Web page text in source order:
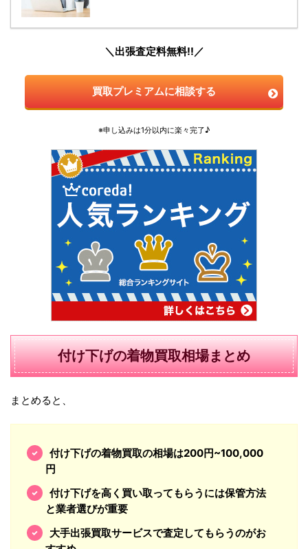
＼出張査定料無料!!／
買取プレミアムに相談する
※申し込みは1分以内に楽々完了♪
付け下げの着物買取相場まとめ
まとめると、
付け下げの着物買取の相場は200円~100,000
円
付け下げを高く買い取ってもらうには保管方法
と業者選びが重要
大手出張買取サービスで査定してもらうのがお